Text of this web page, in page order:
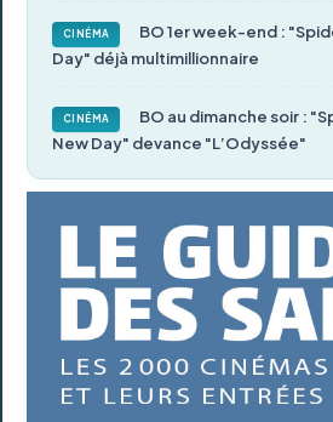
CINÉMA
BO 1er week-end :
Day" déjà multimillionnaire
CINÉMA
BO au dimanche soir :
New Day" devance "L’Odyssée"